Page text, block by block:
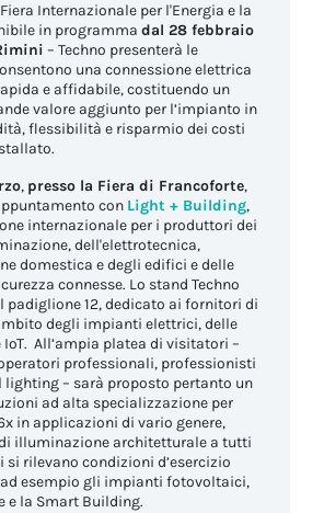
Internazionale per l'Energia e la
in programmadal 28 febbraio
– Techno presenterà le
una connessione elettrica
e affidabile, costituendo un
valore aggiunto per l’impianto in
flessibilità e risparmio dei costi
, presso la Fiera di Francoforte,
con Light + Building,
internazionale per i produttori dei
dell'elettrotecnica,
domestica e degli edifici e delle
connesse. Lo stand Techno
padiglione 12, dedicato ai fornitori di
degli impianti elettrici, delle
All’ampia platea di visitatori –
professionali, professionisti
lighting – sarà proposto pertanto un
ad alta specializzazione per
in applicazioni di vario genere,
illuminazione architetturale a tutti
rilevano condizioni d’esercizio
ad esempio gli impianti fotovoltaici,
e la Smart Building.